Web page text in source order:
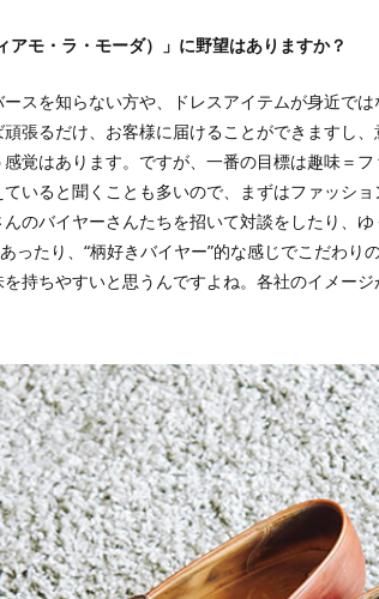
モ・ラ・モーダ）」に野望はありますか？
スを知らない方や、ドレスアイテムが身近で
張るだけ、お客様に届けることができますし
覚はあります。ですが、一番の目標は趣味＝
いると聞くことも多いので、まずはファッシ
のバイヤーさんたちを招いて対談をしたり、
ったり、“柄好きバイヤー”的な感じでこだわ
持ちやすいと思うんですよね。各社のイメー